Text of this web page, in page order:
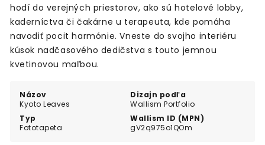
Názov
Kyoto Leaves
Dizajn podľa
Wallism Portfolio
Typ
Fototapeta
Wallism ID (MPN)
gV2q975o1QOm
hodí do verejných priestorov, ako sú hotelové lobby,
kaderníctva či čakárne u terapeuta, kde pomáha
navodiť pocit harmónie. Vneste do svojho interiéru
kúsok nadčasového dedičstva s touto jemnou
kvetinovou maľbou.